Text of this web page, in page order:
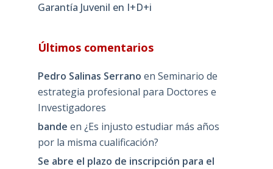
Garantía Juvenil en I+D+i
Últimos comentarios
Pedro Salinas Serrano en Seminario de
estrategia profesional para Doctores e
Investigadores
bande en ¿Es injusto estudiar más años
por la misma cualificación?
Se abre el plazo de inscripción para el